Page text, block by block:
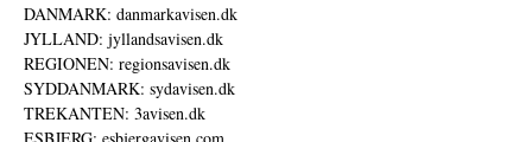
DANMARK: danmarkavisen.dk
JYLLAND: jyllandsavisen.dk
REGIONEN: regionsavisen.dk
SYDDANMARK: sydavisen.dk
TREKANTEN: 3avisen.dk
ESBJERG: esbjergavisen.com